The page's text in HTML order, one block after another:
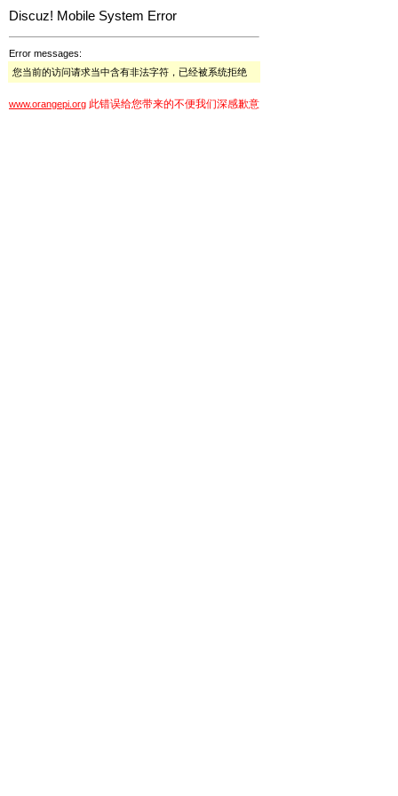
Discuz! Mobile System Error
Error messages:
您当前的访问请求当中含有非法字符，已经被系统拒绝
www.orangepi.org 此错误给您带来的不便我们深感歉意